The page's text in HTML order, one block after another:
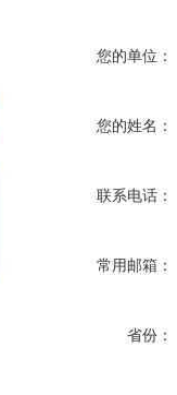
您的单位：
您的姓名：
联系电话：
常用邮箱：
省份：